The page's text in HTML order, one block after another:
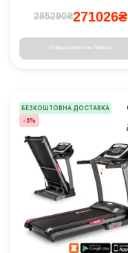
285290₴271026₴
Повідомити коли з'явиться
БЕЗКОШТОВНА ДОСТАВКА
-5%